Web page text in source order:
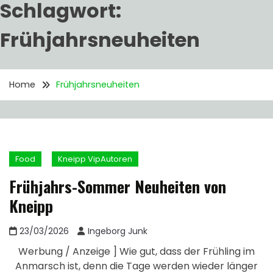
Schlagwort:
Frühjahrsneuheiten
Home Frühjahrsneuheiten
Food Kneipp VipAutoren
Frühjahrs-Sommer Neuheiten von
Kneipp
23/03/2026 Ingeborg Junk
Werbung / Anzeige ] Wie gut, dass der Frühling im
Anmarsch ist, denn die Tage werden wieder länger